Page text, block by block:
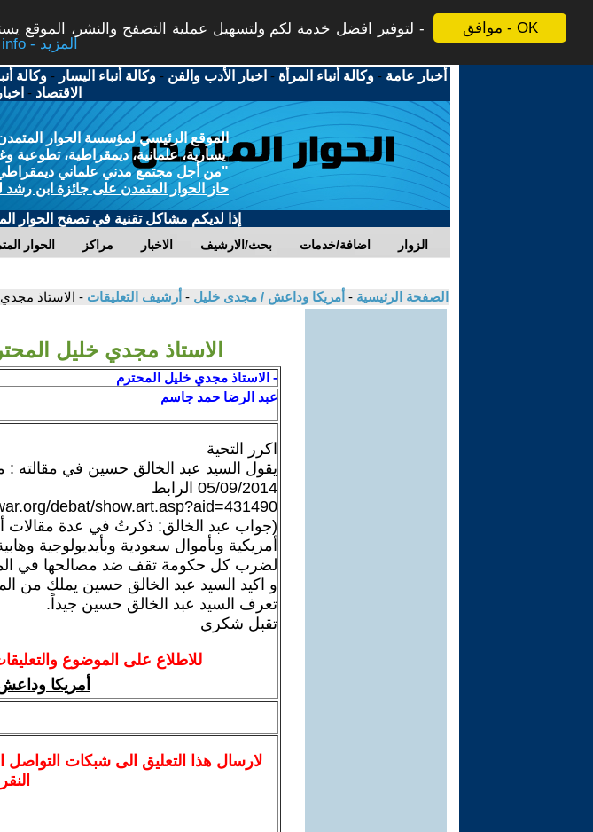
موافق - OK
لتوفير افضل خدمة لكم ولتسهيل عملية التصفح والنشر، الموقع
More info - المزيد
أخبار عامة -وكالة أنباء المرأة - اخبار الأدب والفن -وكالة أنباء اليسار -وكالة
الاقتصاد -
الموقع الرئيسي لمؤسسة الحوار
يسارية، علمانية، ديمقراطية، تطوعية
"من أجل مجتمع مدني علماني ديمقراطي
حاز الحوار المتمدن على جائزة ابن رشد
إذا لديكم مشاكل تقنية في تصفح الحوار
الحوار مراكز الاخبار بحث/الارشيف اضافة/خدمات الزوار
الصفحة الرئيسية - أمريكا وداعش / مجدى خليل - أرشيف التعليقات - الاستاذ
الاستاذ مجدي خليل
- الاستاذ مجدي خليل المحترم
عبد الرضا حمد جاسم
اكرر التحية
يقول السيد عبد الخالق حسين في مقالته :
05/09/2014 الرابط
debat/show.art.asp?aid=431490
(جواب عبد الخالق: ذكرتُ في عدة مقالات
أمريكية وبأموال سعودية وبأيديولوجية
لضرب كل حكومة تقف ضد مصالحها في
و اكيد السيد عبد الخالق حسين يملك من
تعرف السيد عبد الخالق حسين جيداً.
تقبل شكري
للاطلاع على الموضوع
أمريكا
لارسالهذا التعليق الى شبكات التواصل